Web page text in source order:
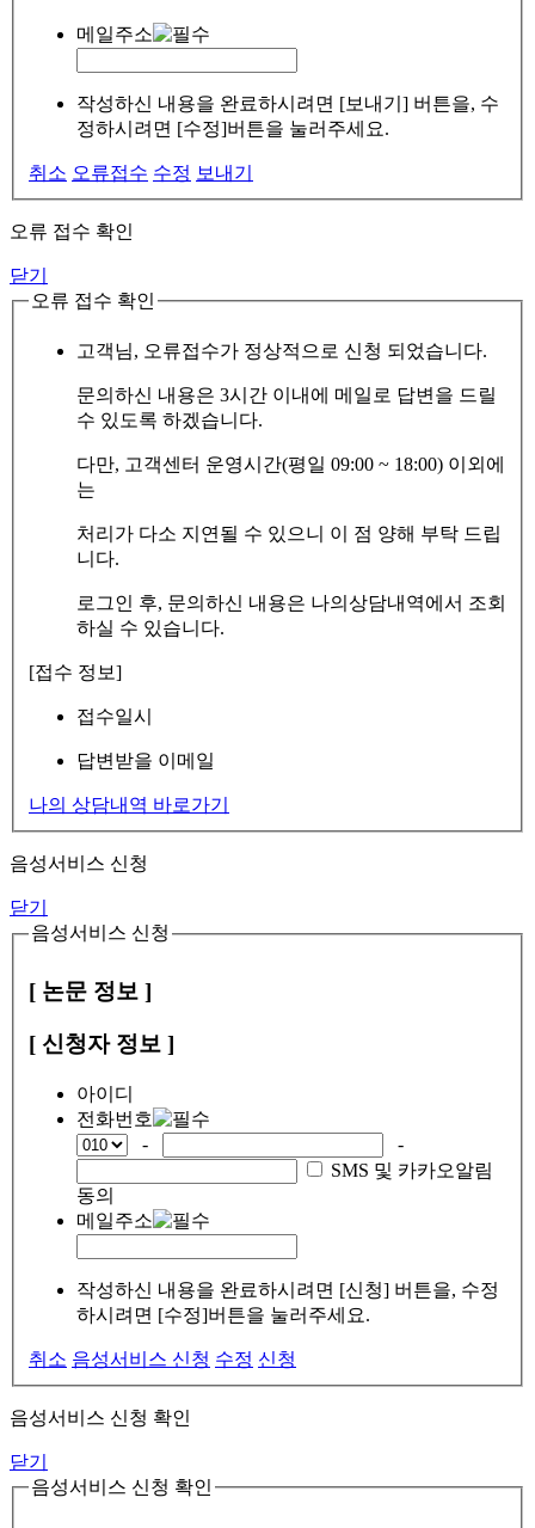
메일주소
작성하신 내용을 완료하시려면 [보내기] 버튼을, 수
정하시려면 [수정]버튼을 눌러주세요.
취소 오류접수 수정 보내기
오류 접수 확인
닫기
오류 접수 확인
고객님, 오류접수가 정상적으로 신청 되었습니다.
문의하신 내용은 3시간 이내에 메일로 답변을 드릴
수 있도록 하겠습니다.
다만, 고객센터 운영시간(평일 09:00 ~ 18:00) 이외에
는
처리가 다소 지연될 수 있으니 이 점 양해 부탁 드립
니다.
로그인 후, 문의하신 내용은 나의상담내역에서 조회
하실 수 있습니다.
[접수 정보]
접수일시
답변받을 이메일
나의 상담내역 바로가기
음성서비스 신청
닫기
음성서비스 신청
[ 논문 정보 ]
[ 신청자 정보 ]
아이디
전화번호
-
-
SMS 및 카카오알림
동의
메일주소
작성하신 내용을 완료하시려면 [신청] 버튼을, 수정
하시려면 [수정]버튼을 눌러주세요.
취소 음성서비스 신청 수정 신청
음성서비스 신청 확인
닫기
음성서비스 신청 확인